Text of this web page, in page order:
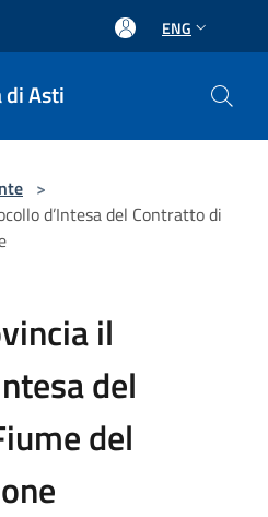
ENG
Asti
>
d’Intesa del Contratto di
il
del
del